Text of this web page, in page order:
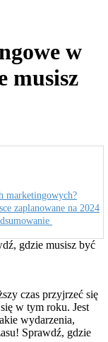
w
musisz
czas przyjrzeć się
w tym roku. Jest
wydarzenia,
Sprawdź, gdzie
marketingowych?
zaplanowane na 2024